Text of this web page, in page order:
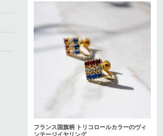
フランス国旗柄 トリコロールカラーのヴィ
ンテージイヤリング